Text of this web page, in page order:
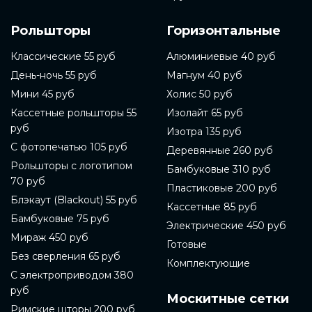
которые позволяют легко настроить свет в вашей
компании и наслаждайтесь своим новым
интерьером. Готовые рольшторы - это один из
самых популярных видов оконных штор. Они
позволяют регулировать проникновение света в
комнату, а также защищают от солнечных лучей.
Готовые рольшторы можно купить в магазинах, в
интернет-магазинах или заказать на сайте
компании-производителя. В данной статье мы
расскажем подробнее о том, как выбрать и купить
готовые рольшторы.
Перед покупкой готовых рольштор необходимо
определиться с материалом. Готовые рольшторы
могут быть изготовлены из ткани, металла, пластика
или дерева. В зависимости от выбранного
материала, шторы могут выполнять разные
функции. Например, готовые рольшторы из ткани
могут создать уютную атмосферу, а металлические
готовые рольшторы могут быть более прочными и
защищать от солнечного света.
Рольшторы
Классические 55 руб
День-ночь 55 руб
Мини 45 руб
Кассетные рольшторы 55
руб
С фотопечатью 105 руб
Рольшторы с логотипом
70 руб
Блэкаут (Blackout) 55 руб
Бамбуковые 75 руб
Мираж 450 руб
Без сверления 65 руб
С электроприводом 380
руб
Римские шторы 200 руб
Горизонтальные
Алюминиевые 40 руб
Магнум 40 руб
Холис 50 руб
Изолайт 65 руб
Изотра 135 руб
Деревянные 260 руб
Бамбуковые 310 руб
Пластиковые 200 руб
Кассетные 85 руб
Электрические 450 руб
Готовые
Комплектующие
Москитные сетки